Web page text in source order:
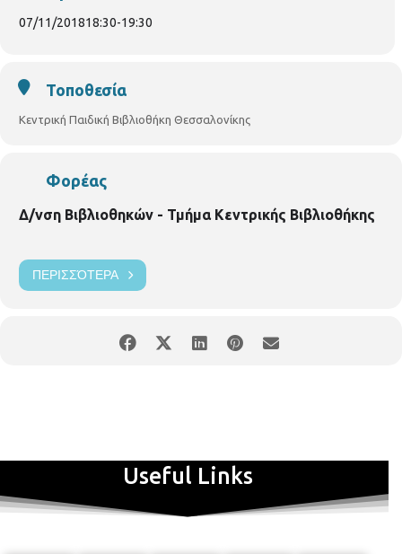
07/11/201818:30-19:30
Τοποθεσία
Κεντρική Παιδική Βιβλιοθήκη Θεσσαλονίκης
Φορέας
Δ/νση Βιβλιοθηκών - Τμήμα Κεντρικής Βιβλιοθήκης
ΠΕΡΙΣΣΌΤΕΡΑ
Useful Links